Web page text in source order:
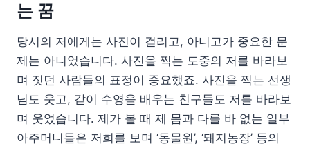
는 꿈
당시의 저에게는 사진이 걸리고, 아니고가 중요한 문
제는 아니었습니다. 사진을 찍는 도중의 저를 바라보
며 짓던 사람들의 표정이 중요했죠. 사진을 찍는 선생
님도 웃고, 같이 수영을 배우는 친구들도 저를 바라보
며 웃었습니다. 제가 볼 때 제 몸과 다를 바 없는 일부
아주머니들은 저희를 보며 ‘동물원’, ‘돼지농장’ 등의